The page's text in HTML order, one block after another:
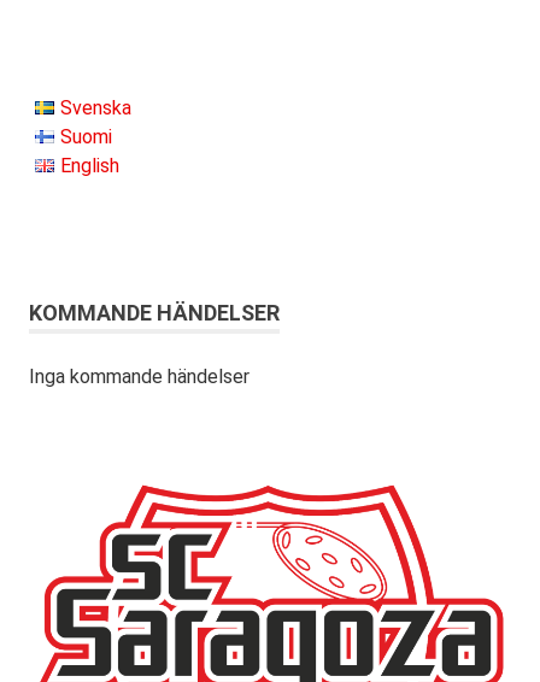
Svenska
Suomi
English
KOMMANDE HÄNDELSER
Inga kommande händelser